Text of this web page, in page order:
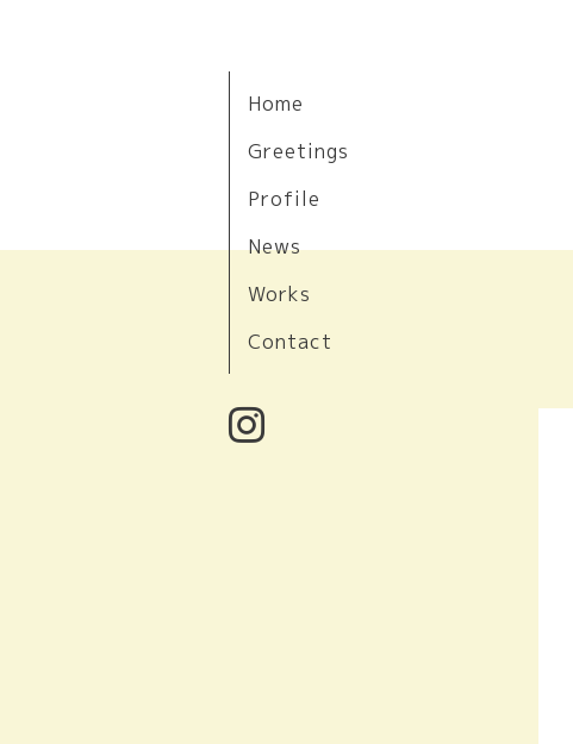
Home
Greetings
Profile
News
Works
Contact